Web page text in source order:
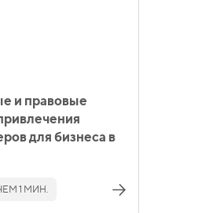
и правовые
для бизнеса в
1 МИН.